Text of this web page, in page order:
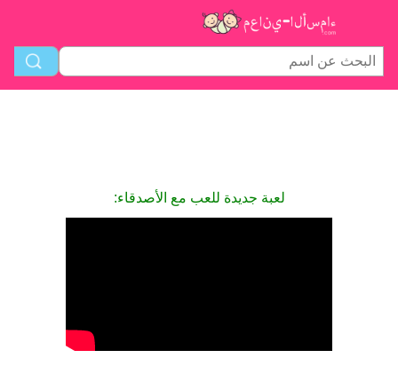
لعبة جديدة للعب مع الأصدقاء: